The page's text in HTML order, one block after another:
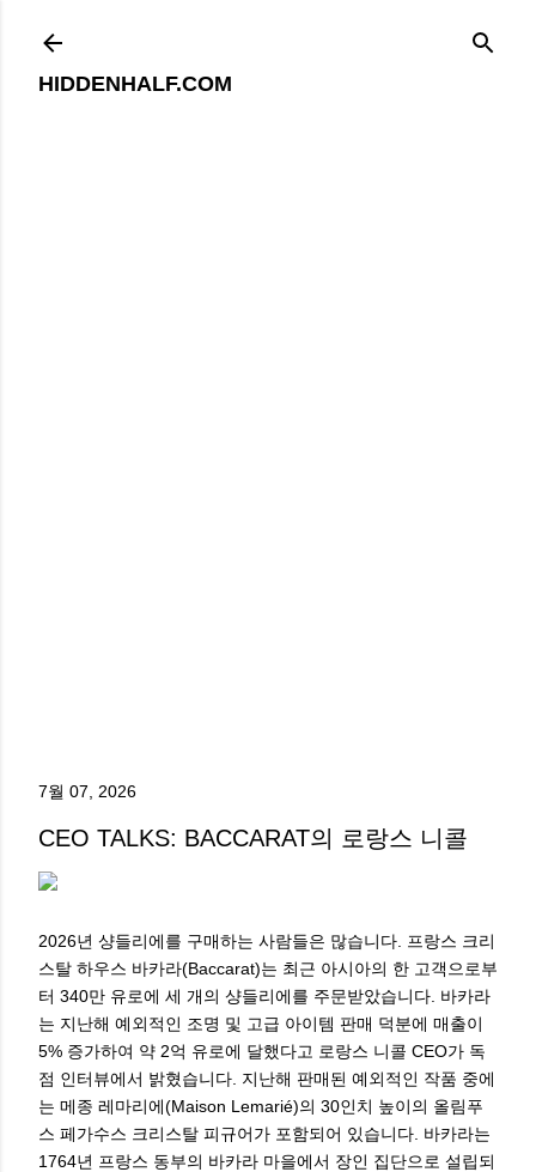
HIDDENHALF.COM
7월 07, 2026
CEO TALKS: BACCARAT의 로랑스 니콜
2026년 샹들리에를 구매하는 사람들은 많습니다. 프랑스 크리
스탈 하우스 바카라(Baccarat)는 최근 아시아의 한 고객으로부
터 340만 유로에 세 개의 샹들리에를 주문받았습니다. 바카라
는 지난해 예외적인 조명 및 고급 아이템 판매 덕분에 매출이
5% 증가하여 약 2억 유로에 달했다고 로랑스 니콜 CEO가 독
점 인터뷰에서 밝혔습니다. 지난해 판매된 예외적인 작품 중에
는 메종 레마리에(Maison Lemarié)의 30인치 높이의 올림푸
스 페가수스 크리스탈 피규어가 포함되어 있습니다. 바카라는
1764년 프랑스 동부의 바카라 마을에서 장인 집단으로 설립되